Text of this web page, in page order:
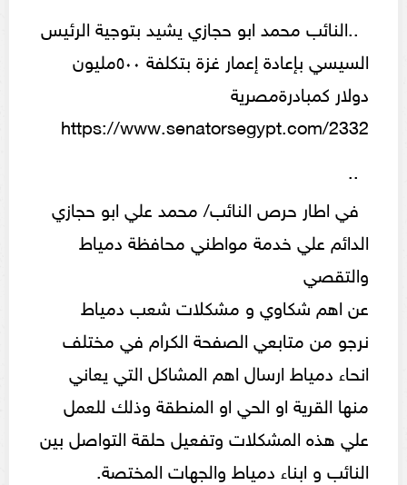
..النائب محمد ابو حجازي يشيد بتوجية الرئيس
السيسي بإعادة إعمار غزة بتكلفة ٥٠٠مليون
دولار كمبادرةمصرية
https://www.senatorsegypt.com/2332
في اطار حرص النائب/ محمد علي ابو حجازي
الدائم علي خدمة مواطني محافظة دمياط
والتقصي
عن اهم شكاوي و مشكلات شعب دمياط
نرجو من متابعي الصفحة الكرام في مختلف
انحاء دمياط ارسال اهم المشاكل التي يعاني
منها القرية او الحي او المنطقة وذلك للعمل
علي هذه المشكلات وتفعيل حلقة التواصل بين
النائب و ابناء دمياط والجهات المختصة.